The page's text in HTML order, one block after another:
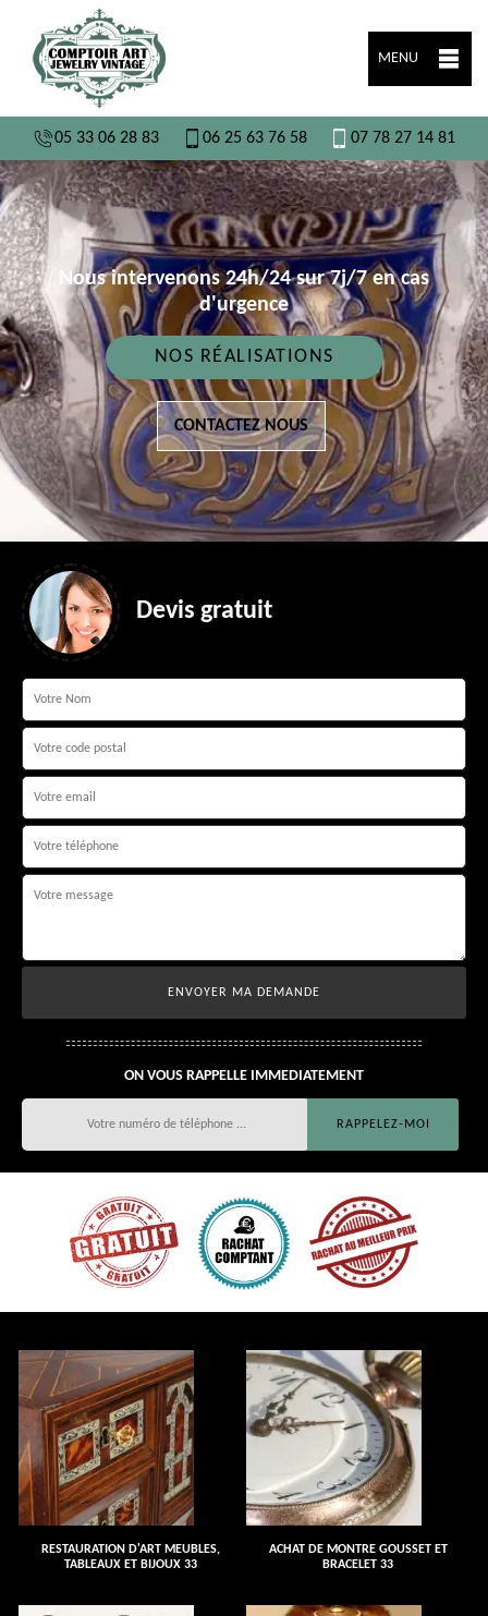
MENU
05 33 06 28 83 06 25 63 76 58 07 78 27 14 81
Nous intervenons 24h/24 sur 7j/7 en cas
d'urgence
NOS RÉALISATIONS
CONTACTEZ NOUS
Devis gratuit
ON VOUS RAPPELLE IMMEDIATEMENT
RESTAURATION D'ART MEUBLES,
TABLEAUX ET BIJOUX 33
ACHAT DE MONTRE GOUSSET ET
BRACELET 33